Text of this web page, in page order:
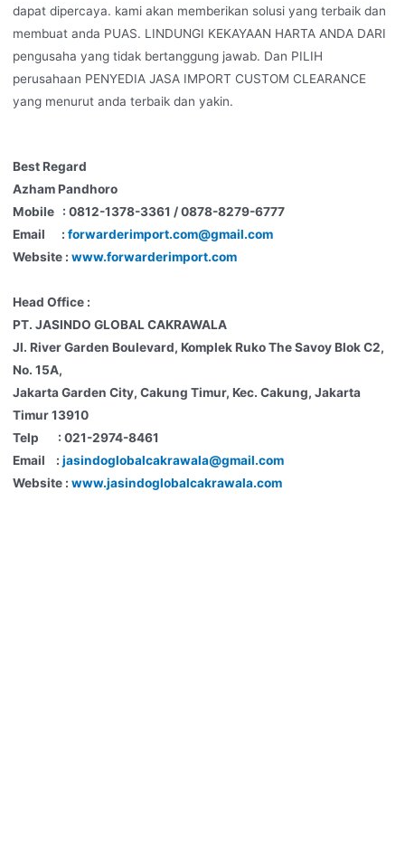
dapat dipercaya. kami akan memberikan solusi yang terbaik dan
membuat anda PUAS. LINDUNGI KEKAYAAN HARTA ANDA DARI
pengusaha yang tidak bertanggung jawab. Dan PILIH
perusahaan PENYEDIA JASA IMPORT CUSTOM CLEARANCE
yang menurut anda terbaik dan yakin.
Best Regard
Azham Pandhoro
Mobile : 0812-1378-3361 / 0878-8279-6777
Email : forwarderimport.com@gmail.com
Website : www.forwarderimport.com
Head Office :
PT. JASINDO GLOBAL CAKRAWALA
Jl. River Garden Boulevard, Komplek Ruko The Savoy Blok C2,
No. 15A,
Jakarta Garden City, Cakung Timur, Kec. Cakung, Jakarta
Timur 13910
Telp : 021-2974-8461
Email : jasindoglobalcakrawala@gmail.com
Website : www.jasindoglobalcakrawala.com